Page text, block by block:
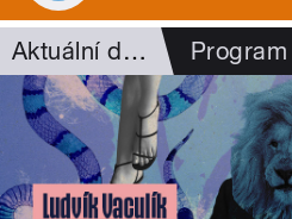
Aktuální dění Program